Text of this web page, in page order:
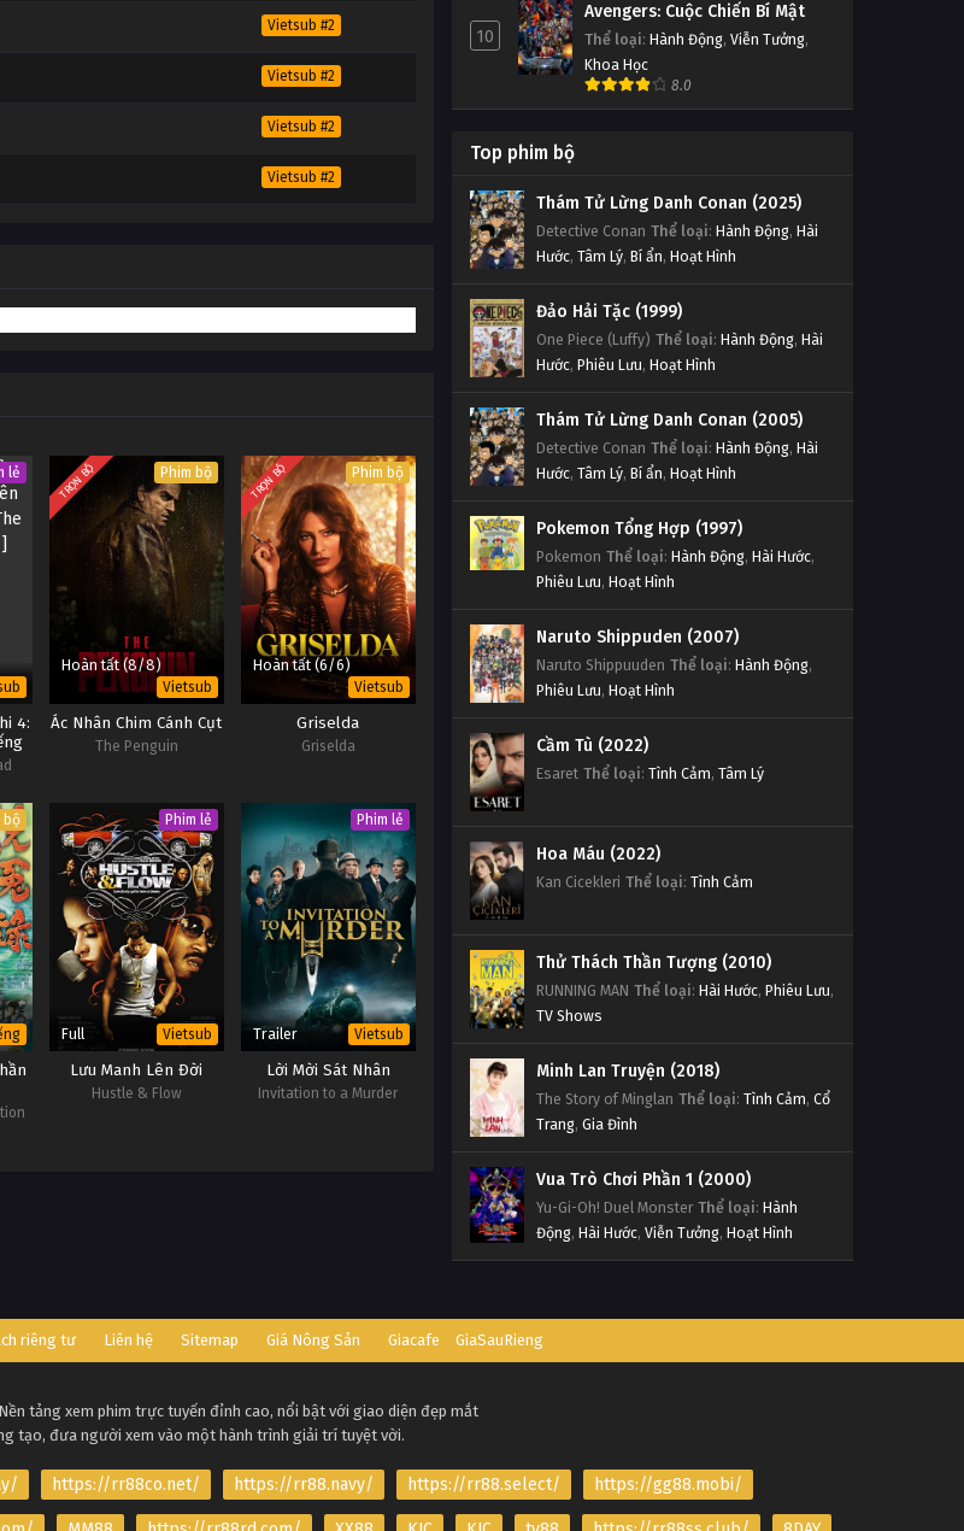
Vietsub #2
Vietsub #2
Vietsub #2
Vietsub #2
lẻ
4:
TRỌN BỘ Phim bộ
Hoàn tất (8/8)
Vietsub
Ác Nhân Chim Cánh Cụt
The Penguin
TRỌN BỘ Phim bộ
Hoàn tất (6/6)
Vietsub
Griselda
Griselda
bộ Phim lẻ
Full Vietsub
Lưu Manh Lên Đời
Hustle & Flow
Phim lẻ
Trailer Vietsub
Lời Mời Sát Nhân
Invitation to a Murder
10
Avengers: Cuộc Chiến Bí Mật
Thể loại: Hành Động, Viễn Tưởng,
Khoa Học
8.0
Top phim bộ
Thám Tử Lừng Danh Conan (2025)
Detective Conan Thể loại: Hành Động, Hài
Hước, Tâm Lý, Bí ẩn, Hoạt Hình
Đảo Hải Tặc (1999)
One Piece (Luffy) Thể loại: Hành Động, Hài
Hước, Phiêu Lưu, Hoạt Hình
Thám Tử Lừng Danh Conan (2005)
Detective Conan Thể loại: Hành Động, Hài
Hước, Tâm Lý, Bí ẩn, Hoạt Hình
Pokemon Tổng Hợp (1997)
Pokemon Thể loại: Hành Động, Hài Hước,
Phiêu Lưu, Hoạt Hình
Naruto Shippuden (2007)
Naruto Shippuuden Thể loại: Hành Động,
Phiêu Lưu, Hoạt Hình
Cầm Tù (2022)
Esaret Thể loại: Tình Cảm, Tâm Lý
Hoa Máu (2022)
Kan Cicekleri Thể loại: Tình Cảm
Thử Thách Thần Tượng (2010)
RUNNING MAN Thể loại: Hài Hước, Phiêu Lưu,
TV Shows
Minh Lan Truyện (2018)
The Story of Minglan Thể loại: Tình Cảm, Cổ
Trang, Gia Đình
Vua Trò Chơi Phần 1 (2000)
Yu-Gi-Oh! Duel Monster Thể loại: Hành
Động, Hài Hước, Viễn Tưởng, Hoạt Hình
riêng tư Liên hệ Sitemap Giá Nông Sản Giacafe GiaSauRieng
tảng xem phim trực tuyến đỉnh cao, nổi bật với giao diện đẹp mắt
tạo, đưa người xem vào một hành trình giải trí tuyệt vời.
https://rr88co.net/ https://rr88.navy/ https://rr88.select/ https://gg88.mobi/